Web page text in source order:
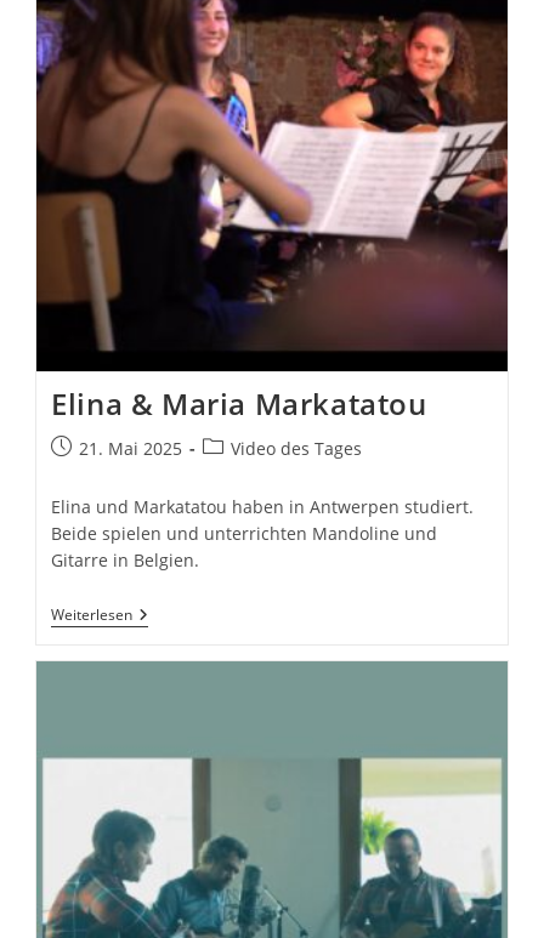
Elina & Maria Markatatou
Beitrag21. Mai 2025
Beitrags-
Video des Tages
Elina und Markatatou haben in Antwerpen studiert.
Beide spielen und unterrichten Mandoline und
Gitarre in Belgien.
WeiterlesenElina
&